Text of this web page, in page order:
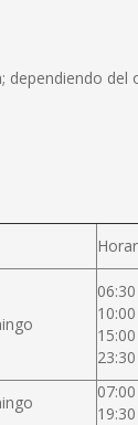
dependiendo del
23:30